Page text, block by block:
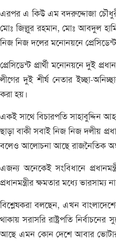
এরপর এ কিউ এম বদরুদ্দোজা
মোঃ জিল্লুর রহমান, মোঃ আবদুল
নিজ নিজ দলের মনোনয়নে প্রেসিডেন্ট
প্রেসিডেন্ট প্রার্থী মনোনয়নে দুই
লীগের দুই শীর্ষ নেতার ইচ্ছা-
করা হয়।
একই সাথে বিচারপতি
ছাড়া বাকী সবাই নিজ নিজ দলীয়
বলেও আলোচনা আছে রাজনৈতিক
এজন্য অনেকেই সংবিধানে
প্রধানমন্ত্রীর ক্ষমতার মধ্যে
বিশ্লেষকরা বলছেন, এখন
থাকায় সরাসরি রাষ্ট্রপতি
আছে এমন কোন দেশে আবার